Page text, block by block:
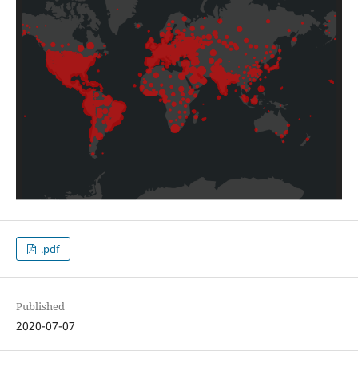
.pdf
Published
2020-07-07